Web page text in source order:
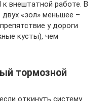
внештатной работе. В
«зол» меньшее –
у дороги
кусты), чем
тормозной
откинуть систему